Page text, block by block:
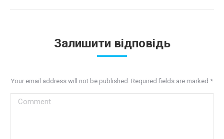
Залишити відповідь
Your email address will not be published. Required fields are marked *
Comment